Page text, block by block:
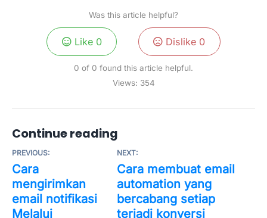
Was this article helpful?
Like 0 Dislike 0
0 of 0 found this article helpful.
Views: 354
Continue reading
PREVIOUS:
Cara
mengirimkan
email notifikasi
Melalui
NEXT:
Cara membuat email
automation yang
bercabang setiap
terjadi konversi